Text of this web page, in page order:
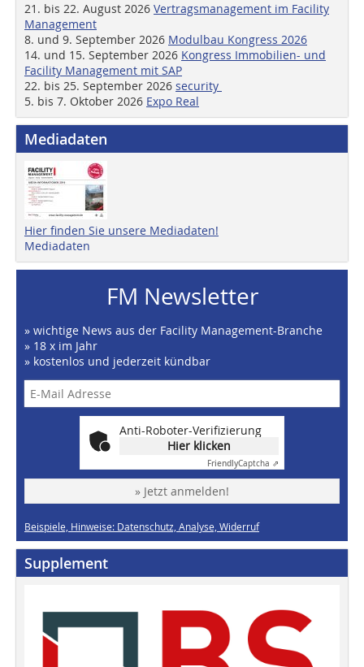
21. bis 22. August 2026 Vertragsmanagement im Facility
Management
8. und 9. September 2026 Modulbau Kongress 2026
14. und 15. September 2026 Kongress Immobilien- und
Facility Management mit SAP
22. bis 25. September 2026 security
5. bis 7. Oktober 2026 Expo Real
Mediadaten
Hier finden Sie unsere Mediadaten!
Mediadaten
FM Newsletter
» wichtige News aus der Facility Management-Branche
» 18 x im Jahr
» kostenlos und jederzeit kündbar
Anti-Roboter-Verifizierung
Hier klicken
FriendlyCaptcha ⇗
» Jetzt anmelden!
Beispiele, Hinweise: Datenschutz, Analyse, Widerruf
Supplement